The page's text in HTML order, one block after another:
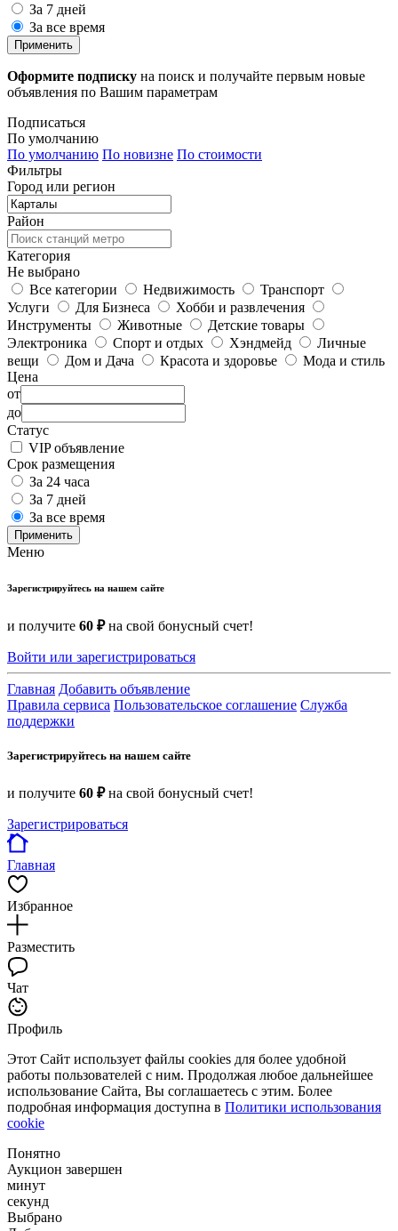
За 7 дней
За все время
Применить
Оформите подписку на поиск и получайте первым новые
объявления по Вашим параметрам
Подписаться
По умолчанию
По умолчанию По новизне По стоимости
Фильтры
Город или регион
Район
Категория
Не выбрано
Все категории
Недвижимость
Транспорт
Услуги
Для Бизнеса
Хобби и развлечения
Инструменты
Животные
Детские товары
Электроника
Спорт и отдых Хэндмейд
Личные
вещи
Дом и Дача Красота и здоровье
Мода и стиль
Цена
от
до
Статус
VIP объявление
Срок размещения
За 24 часа
За 7 дней
За все время
Применить
Меню
Зарегистрируйтесь на нашем сайте
и получите 60 ₽на свой бонусный счет!
Войти или зарегистрироваться
Главная Добавить объявление
Правила сервиса Пользовательское соглашение Служба
поддержки
Зарегистрируйтесь на нашем сайте
и получите 60 ₽на свой бонусный счет!
Зарегистрироваться
Главная
Избранное
Разместить
Чат
Профиль
Этот Сайт использует файлы cookies для более удобной
работы пользователей с ним. Продолжая любое дальнейшее
использование Сайта, Вы соглашаетесь с этим. Более
подробная информация доступна в Политики использования
cookie
Понятно
Аукцион завершен
минут
секунд
Выбрано